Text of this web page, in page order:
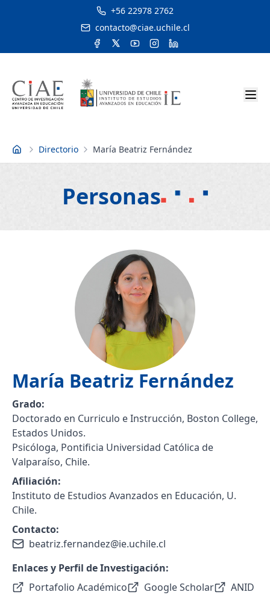
+56 22978 2762
contacto@ciae.uchile.cl
Inicio Directorio María Beatriz Fernández
Personas
María Beatriz Fernández
Grado:
Doctorado en Curriculo e Instrucción, Boston College,
Estados Unidos.
Psicóloga, Pontificia Universidad Católica de
Valparaíso, Chile.
Afiliación:
Instituto de Estudios Avanzados en Educación, U.
Chile.
Contacto:
beatriz.fernandez@ie.uchile.cl
Enlaces y Perfil de Investigación:
Portafolio Académico
Google Scholar
ANID